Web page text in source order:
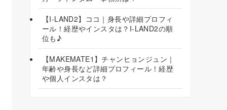
【I-LAND2】ココ｜身長や詳細プロフィ
ール！経歴やインスタは？I-LAND2の順
位も♪
【MAKEMATE1】チャンヒョンジュン｜
年齢や身長など詳細プロフィール！経歴
や個人インスタは？